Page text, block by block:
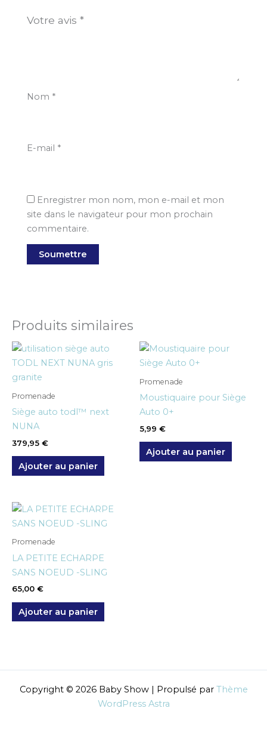
Votre avis*
Nom *
E-mail *
Enregistrer mon nom, mon e-mail et mon
site dans le navigateur pour mon prochain
commentaire.
Produits similaires
Promenade
Siège auto todl™ next
NUNA
379,95 €
Ajouter au panier
Promenade
Moustiquaire pour Siège
Auto 0+
5,99 €
Ajouter au panier
Promenade
LA PETITE ECHARPE
SANS NOEUD -SLING
65,00 €
Ajouter au panier
Copyright © 2026 Baby Show | Propulsé par Thème
WordPress Astra